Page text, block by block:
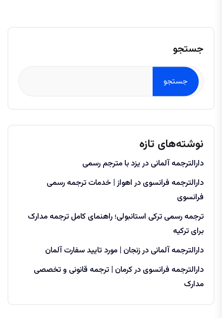
جستجو
جستجو
نوشته‌های تازه
دارالترجمه آلمانی در یزد با مترجم رسمی
دارالترجمه فرانسوی در اهواز | خدمات ترجمه رسمی
فرانسوی
ترجمه رسمی ترکی استانبولی؛ راهنمای کامل ترجمه مدارک
برای ترکیه
دارالترجمه آلمانی در زنجان | مورد تایید سفارت آلمان
دارالترجمه فرانسوی در کرمان | ترجمه قانونی و تخصصی
مدارک